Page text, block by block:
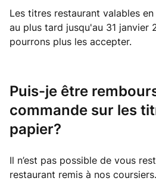
Les titres restaurant valables
au plus tard jusqu'au 31 janvier
pourrons plus les accepter.
Puis-je être
commande sur les
papier?
Il n’est pas possible de vous
restaurant remis à nos